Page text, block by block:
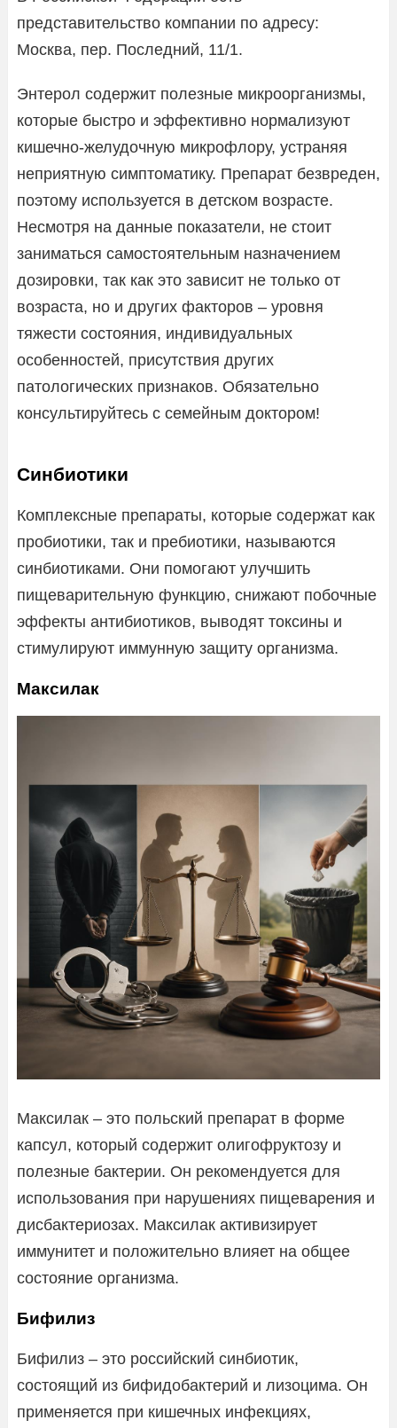
представительство компании по адресу:
Москва, пер. Последний, 11/1.
Энтерол содержит полезные микроорганизмы,
которые быстро и эффективно нормализуют
кишечно-желудочную микрофлору, устраняя
неприятную симптоматику. Препарат безвреден,
поэтому используется в детском возрасте.
Несмотря на данные показатели, не стоит
заниматься самостоятельным назначением
дозировки, так как это зависит не только от
возраста, но и других факторов – уровня
тяжести состояния, индивидуальных
особенностей, присутствия других
патологических признаков. Обязательно
консультируйтесь с семейным доктором!
Синбиотики
Комплексные препараты, которые содержат как
пробиотики, так и пребиотики, называются
синбиотиками. Они помогают улучшить
пищеварительную функцию, снижают побочные
эффекты антибиотиков, выводят токсины и
стимулируют иммунную защиту организма.
Максилак
Максилак – это польский препарат в форме
капсул, который содержит олигофруктозу и
полезные бактерии. Он рекомендуется для
использования при нарушениях пищеварения и
дисбактериозах. Максилак активизирует
иммунитет и положительно влияет на общее
состояние организма.
Бифилиз
Бифилиз – это российский синбиотик,
состоящий из бифидобактерий и лизоцима. Он
применяется при кишечных инфекциях,